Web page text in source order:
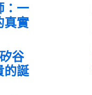
：一
真實
谷
的誕